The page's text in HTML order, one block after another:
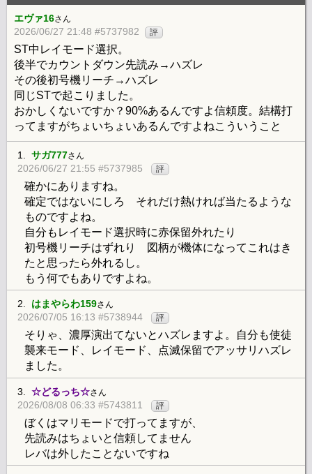
エヴァ16さん
2026/06/27 21:48 #5737982 評
ST中レイモード選択。
後半でカウントダウン先読み→ハズレ
その後初号機リーチ→ハズレ
同じSTで起こりました。
おかしくないですか？90%あるんですよ信頼度。結構打
ってますがちょいちょいあるんですよねこういうこと
1. サガ777さん
2026/06/27 21:55 #5737985 評
確かにありますね。
確定ではないにしろ それだけ熱ければ当たるような
ものですよね。
自分もレイモード選択時に赤保留外れたり
初号機リーチはずれり 図柄が機体になってこれはき
たと思ったら外れるし。
もう何でもありですよね。
2. はまやらわ159さん
2026/07/05 16:13 #5738944 評
そりゃ、濃厚演出てないとハズレますよ。自分も使徒
襲来モード、レイモード、点滅保留でアッサリハズレ
ました。
3. ☆どるっち☆さん
2026/08/08 06:33 #5743811 評
ぼくはマリモードで打ってますが、
先読みはちょいと信頼してません
レバは外したことないですね